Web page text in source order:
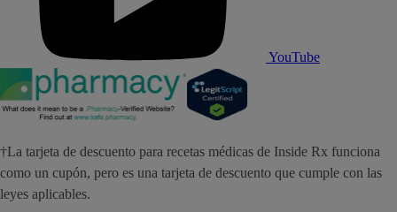
YouTube
†La tarjeta de descuento para recetas médicas de Inside Rx funciona
como un cupón, pero es una tarjeta de descuento que cumple con las
leyes aplicables.